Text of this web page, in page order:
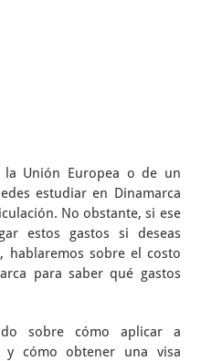
la Unión Europea o de un
estudiar en Dinamarca
No obstante, si ese
estos gastos si deseas
hablaremos sobre el costo
para saber qué gastos
sobre cómo aplicar a
y cómo obtener una visa